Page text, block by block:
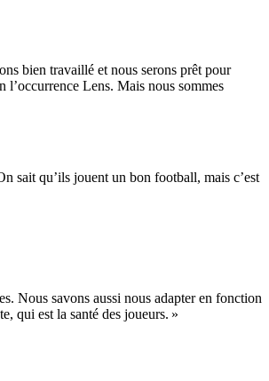
bien travaillé et nous serons prêt pour
l’occurrence Lens. Mais nous sommes
sait qu’ils jouent un bon football, mais c’est
Nous savons aussi nous adapter en fonction
qui est la santé des joueurs. »